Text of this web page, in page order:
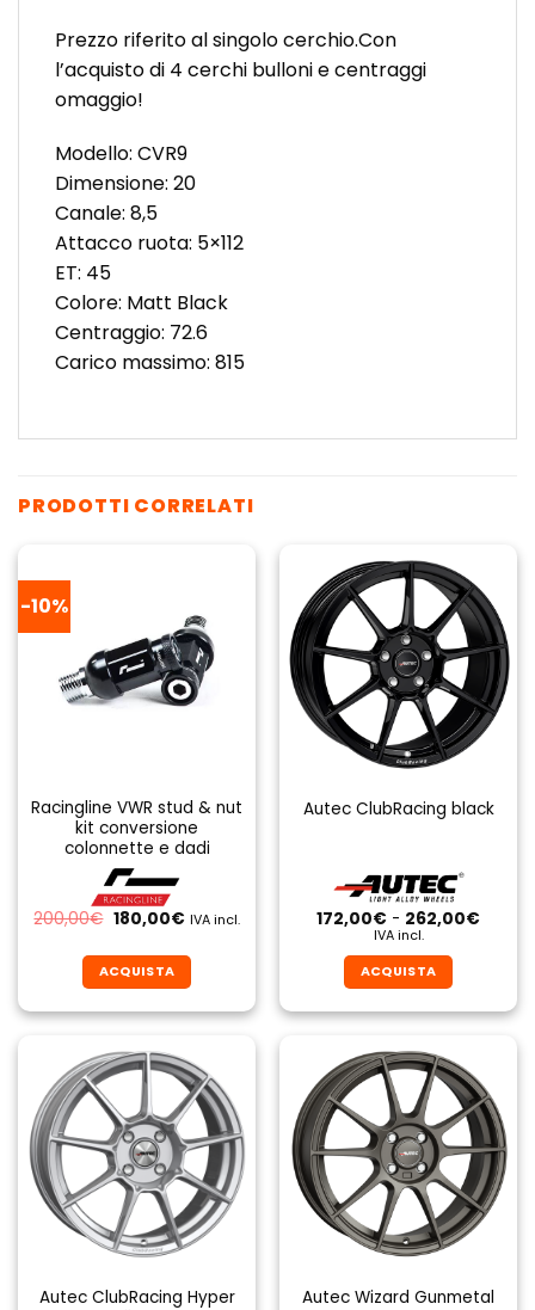
Prezzo riferito al singolo cerchio.Con
l’acquisto di 4 cerchi bulloni e centraggi
omaggio!
Modello: CVR9
Dimensione: 20
Canale: 8,5
Attacco ruota: 5×112
ET: 45
Colore: Matt Black
Centraggio: 72.6
Carico massimo: 815
PRODOTTI CORRELATI
-10%
Racingline VWR stud & nut
kit conversione
colonnette e dadi
200,00€ Il
prezzo
era:
200,00€.
180,00€Il
è:
180,00€.
IVA incl.
ACQUISTA
prodotto
ha
più
varianti.
Le
opzioni
possono
essere
scelte
nella
del
Autec ClubRacing black
172,00€ - 262,00€Fascia
IVA incl.
ACQUISTA
prodotto
ha
più
varianti.
Le
opzioni
possono
essere
scelte
nella
del
Autec ClubRacing Hyper
Autec Wizard Gunmetal